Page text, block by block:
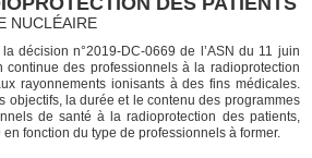
NUCLÉAIRE
décision n°2019-DC-0669 de l’ASN du 11 juin
des professionnels à la radioprotection
rayonnements ionisants à des fins médicales.
objectifs, la durée et le contenu des programmes
de santé à la radioprotection des patients,
fonction du type de professionnels à former.